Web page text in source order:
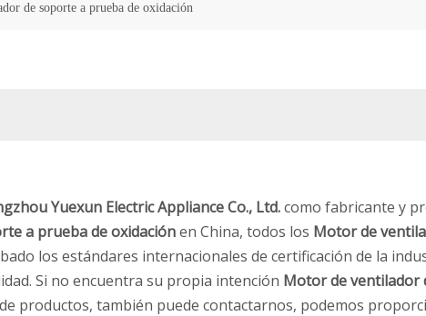
de soporte a prueba de oxidación
Yuexun Electric Appliance Co., Ltd.como fabricante y
a prueba de oxidaciónen China, todos los Motor de
los estándares internacionales de certificación de la
Si no encuentra su propia intención Motor de ventilador
productos, también puede contactarnos, podemos